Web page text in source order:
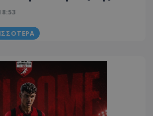
(ΦΩΤΟΓΡΑΦΙΑ)